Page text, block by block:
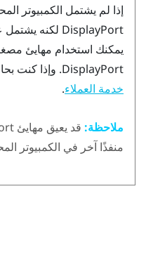
إذا لم يشتمل الكمبيوتر
DisplayPort لكنه يشتمل
يمكنك استخدام مهايئ
DisplayPort. وإذا كنت
خدمة العملاء.
ملاحظة: قد يعيق مهايئ
منفذًا آخر في الكمبيوتر